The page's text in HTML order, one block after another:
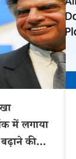
में लगाया
की